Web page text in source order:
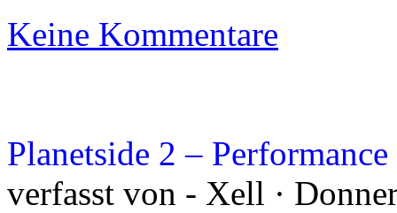
Keine Kommentare
Planetside 2 – Performance
verfasst von - Xell ·